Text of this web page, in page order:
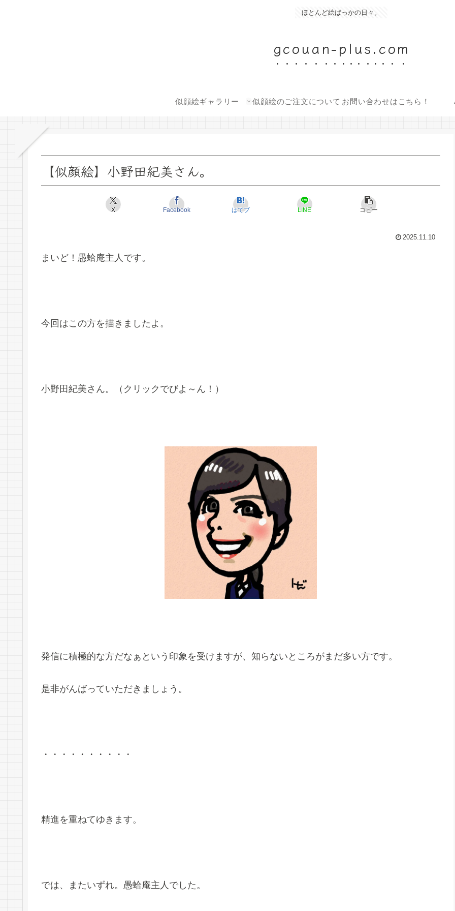
ほとんど絵ばっかの日々。
gcouan-plus.com
似顔絵ギャラリー 似顔絵のご注文について お問い合わせはこちら！
【似顔絵】小野田紀美さん。
X Facebook はてブ LINE コピー
2025.11.10
まいど！愚蛤庵主人です。
今回はこの方を描きましたよ。
小野田紀美さん。（クリックでびよ～ん！）
発信に積極的な方だなぁという印象を受けますが、知らないところがまだ多い方です。
是非がんばっていただきましょう。
・・・・・・・・・・
精進を重ねてゆきます。
では、またいずれ。愚蛤庵主人でした。